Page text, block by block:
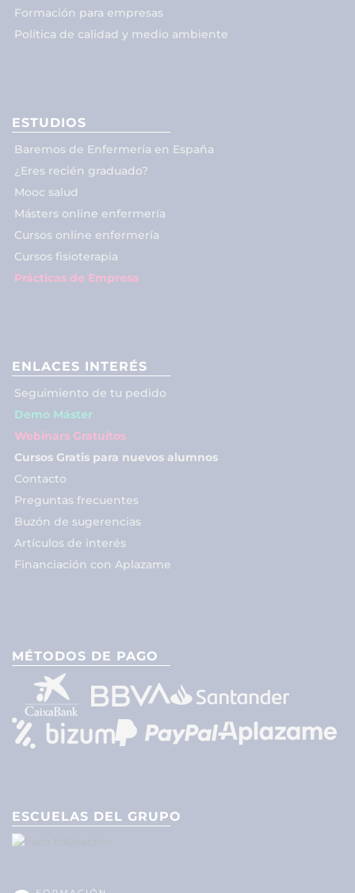
Formación para empresas
Política de calidad y medio ambiente
ESTUDIOS
Baremos de Enfermería en España
¿Eres recién graduado?
Mooc salud
Másters online enfermería
Cursos online enfermería
Cursos fisioterapia
Prácticas de Empresa
ENLACES INTERÉS
Seguimiento de tu pedido
Demo Máster
Webinars Gratuitos
Cursos Gratis para nuevos alumnos
Contacto
Preguntas frecuentes
Buzón de sugerencias
Artículos de interés
Financiación con Aplazame
MÉTODOS DE PAGO
ESCUELAS DEL GRUPO